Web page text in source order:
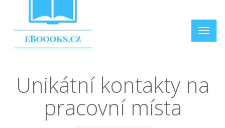
Unikátní kontakty na
pracovní místa